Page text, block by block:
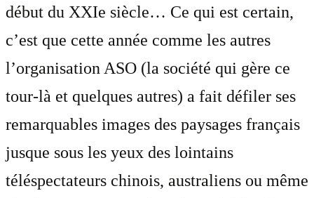
début du XXIe siècle… Ce qui est certain,
c’est que cette année comme les autres
l’organisation ASO (la société qui gère ce
tour-là et quelques autres) a fait défiler ses
remarquables images des paysages français
jusque sous les yeux des lointains
téléspectateurs chinois, australiens ou même